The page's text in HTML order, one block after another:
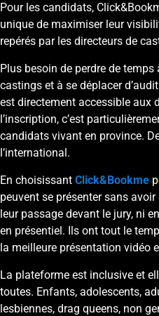
Pour les candidats,
unique de maximiser leur
repérés par les directeurs de
Plus besoin de perdre de
castings et à se déplacer
est directement accessible aux
l’inscription, c’est
candidats vivant en province.
l’international.
En choisissant Click&Bookme
peuvent se présenter sans
leur passage devant le jury, ni
en présentiel. Ils ont tout le
la meilleure présentation vidéo
La plateforme est inclusive et
toutes. Enfants, adolescents,
lesbiennes, drag queens, non